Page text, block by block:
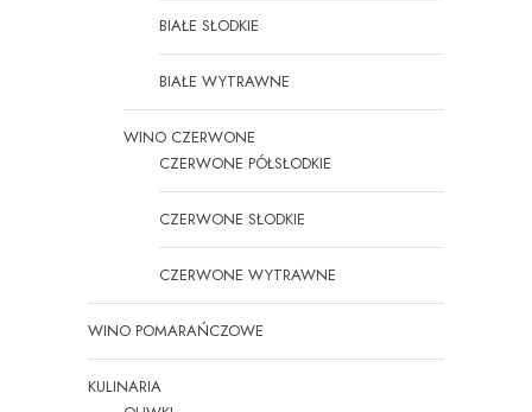
BIAŁE SŁODKIE
BIAŁE WYTRAWNE
WINO CZERWONE
CZERWONE PÓŁSŁODKIE
CZERWONE SŁODKIE
CZERWONE WYTRAWNE
WINO POMARAŃCZOWE
KULINARIA